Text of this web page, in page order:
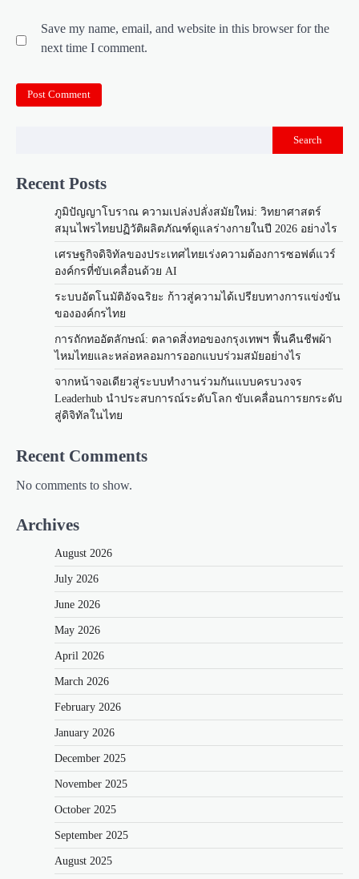
Save my name, email, and website in this browser for the
next time I comment.
Search
Recent Posts
ภูมิปัญญาโบราณ ความเปล่งปลั่งสมัยใหม่: วิทยาศาสตร์
สมุนไพรไทยปฏิวัติผลิตภัณฑ์ดูแลร่างกายในปี 2026 อย่างไร
เศรษฐกิจดิจิทัลของประเทศไทยเร่งความต้องการซอฟต์แวร์
องค์กรที่ขับเคลื่อนด้วย AI
ระบบอัตโนมัติอัจฉริยะ ก้าวสู่ความได้เปรียบทางการแข่งขัน
ขององค์กรไทย
การถักทออัตลักษณ์: ตลาดสิ่งทอของกรุงเทพฯ ฟื้นคืนชีพผ้า
ไหมไทยและหล่อหลอมการออกแบบร่วมสมัยอย่างไร
จากหน้าจอเดียวสู่ระบบทำงานร่วมกันแบบครบวงจร
Leaderhub นำประสบการณ์ระดับโลก ขับเคลื่อนการยกระดับ
สู่ดิจิทัลในไทย
Recent Comments
No comments to show.
Archives
August 2026
July 2026
June 2026
May 2026
April 2026
March 2026
February 2026
January 2026
December 2025
November 2025
October 2025
September 2025
August 2025